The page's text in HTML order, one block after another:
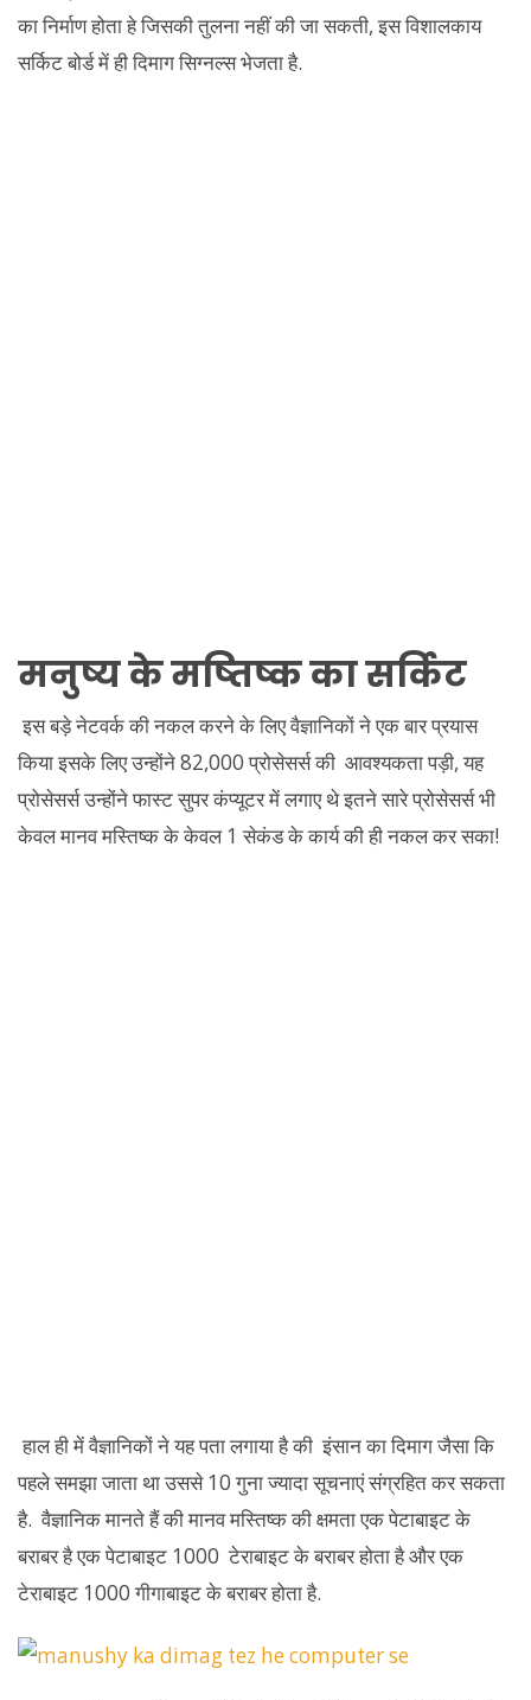
का निर्माण होता हे जिसकी तुलना नहीं की जा सकती, इस विशालकाय
सर्किट बोर्ड में ही दिमाग सिग्नल्स भेजता है.
मनुष्य के मष्तिष्क का सर्किट
इस बड़े नेटवर्क की नकल करने के लिए वैज्ञानिकों ने एक बार प्रयास
किया इसके लिए उन्होंने 82,000 प्रोसेसर्स की आवश्यकता पड़ी, यह
प्रोसेसर्स उन्होंने फास्ट सुपर कंप्यूटर में लगाए थे इतने सारे प्रोसेसर्स भी
केवल मानव मस्तिष्क के केवल 1 सेकंड के कार्य की ही नकल कर सका!
हाल ही में वैज्ञानिकों ने यह पता लगाया है की इंसान का दिमाग जैसा कि
पहले समझा जाता था उससे 10 गुना ज्यादा सूचनाएं संग्रहित कर सकता
है. वैज्ञानिक मानते हैं की मानव मस्तिष्क की क्षमता एक पेटाबाइट के
बराबर है एक पेटाबाइट 1000 टेराबाइट के बराबर होता है और एक
टेराबाइट 1000 गीगाबाइट के बराबर होता है.